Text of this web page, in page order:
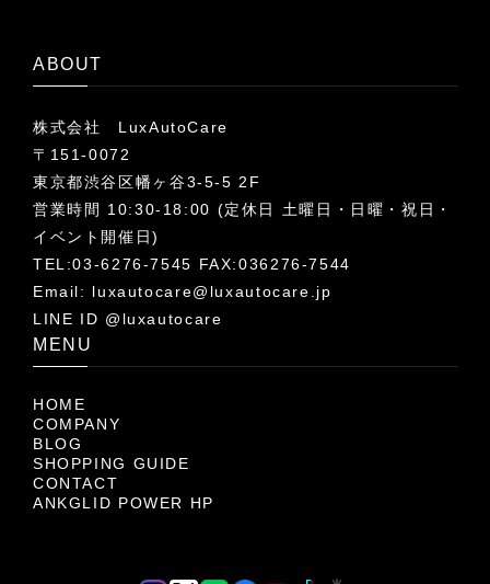
ABOUT
株式会社 LuxAutoCare
〒151-0072
東京都渋谷区幡ヶ谷3-5-5 2F
営業時間 10:30-18:00 (定休日 土曜日・日曜・祝日・
イベント開催日)
TEL:03-6276-7545 FAX:036276-7544
Email: luxautocare@luxautocare.jp
LINE ID @luxautocare
MENU
HOME
COMPANY
BLOG
SHOPPING GUIDE
CONTACT
ANKGLID POWER HP